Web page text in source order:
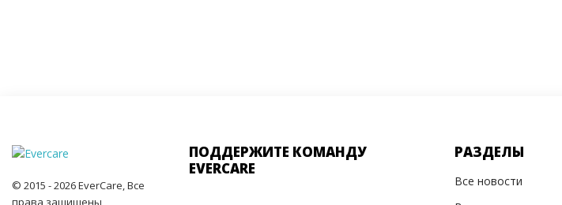
© 2015 - 2026 EverCare, Все
права защищены
ПОДДЕРЖИТЕ КОМАНДУ
EVERCARE
РАЗДЕЛЫ
Все новости